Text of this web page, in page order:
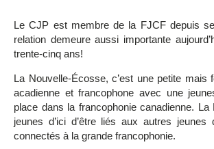
Le CJP est membre de la FJCF depuis
relation demeure aussi importante
trente-cinq ans!
La Nouvelle-Écosse, c’est une petite mais
acadienne et francophone avec une
place dans la francophonie canadienne.
jeunes d’ici d’être liés aux autres jeunes
connectés à la grande francophonie.